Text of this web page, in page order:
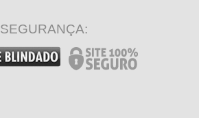
SEGURANÇA: